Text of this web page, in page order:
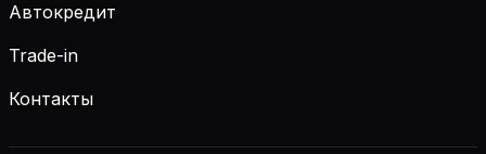
Автокредит
Trade-in
Контакты